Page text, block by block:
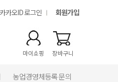
카카오ID 로그인 회원가입
마이쇼핑 장바구니
농업경영체등록 문의